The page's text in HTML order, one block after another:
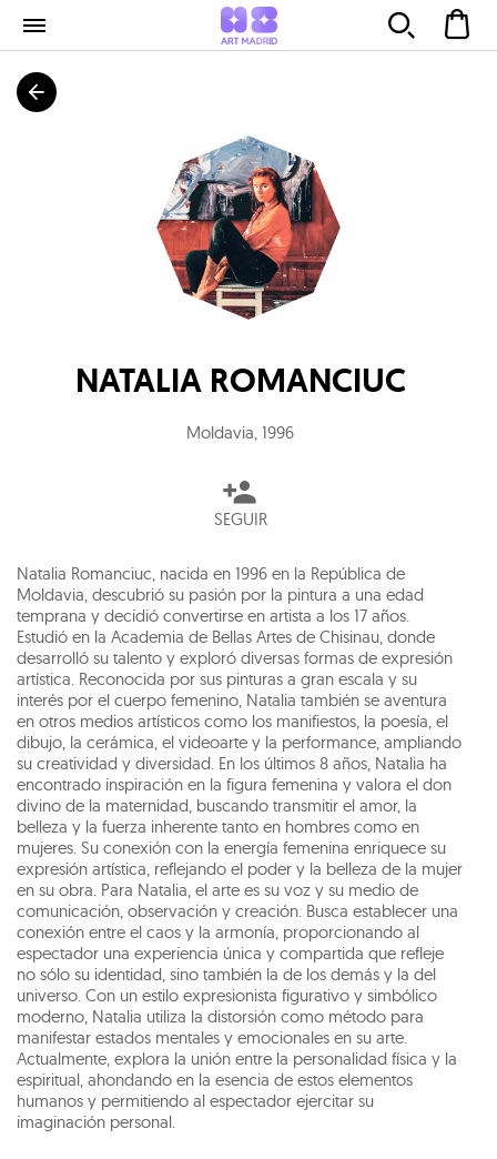
NATALIA ROMANCIUC
Moldavia, 1996
SEGUIR
Natalia Romanciuc, nacida en 1996 en la República de
Moldavia, descubrió su pasión por la pintura a una edad
temprana y decidió convertirse en artista a los 17 años.
Estudió en la Academia de Bellas Artes de Chisinau, donde
desarrolló su talento y exploró diversas formas de expresión
artística. Reconocida por sus pinturas a gran escala y su
interés por el cuerpo femenino, Natalia también se aventura
en otros medios artísticos como los manifiestos, la poesía, el
dibujo, la cerámica, el videoarte y la performance, ampliando
su creatividad y diversidad. En los últimos 8 años, Natalia ha
encontrado inspiración en la figura femenina y valora el don
divino de la maternidad, buscando transmitir el amor, la
belleza y la fuerza inherente tanto en hombres como en
mujeres. Su conexión con la energía femenina enriquece su
expresión artística, reflejando el poder y la belleza de la mujer
en su obra. Para Natalia, el arte es su voz y su medio de
comunicación, observación y creación. Busca establecer una
conexión entre el caos y la armonía, proporcionando al
espectador una experiencia única y compartida que refleje
no sólo su identidad, sino también la de los demás y la del
universo. Con un estilo expresionista figurativo y simbólico
moderno, Natalia utiliza la distorsión como método para
manifestar estados mentales y emocionales en su arte.
Actualmente, explora la unión entre la personalidad física y la
espiritual, ahondando en la esencia de estos elementos
humanos y permitiendo al espectador ejercitar su
imaginación personal.